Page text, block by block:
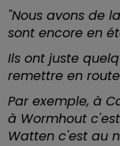
"Nous avons de
sont encore en
Ils ont juste
remettre en
Par exemple, à
à Wormhout
Watten c'est au